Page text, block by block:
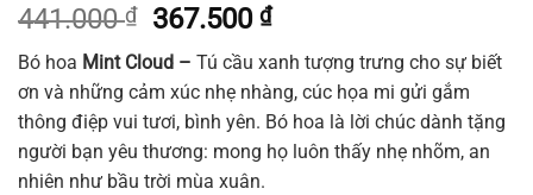
441.000₫
Giá
gốc
là:
441.000 ₫.
367.500₫Giá
hiện
tại
là:
367.500 ₫.
Bó hoa Mint Cloud – Tú cầu xanh tượng trưng cho sự biết
ơn và những cảm xúc nhẹ nhàng, cúc họa mi gửi gắm
thông điệp vui tươi, bình yên. Bó hoa là lời chúc dành tặng
người bạn yêu thương: mong họ luôn thấy nhẹ nhõm, an
nhiên như bầu trời mùa xuân.